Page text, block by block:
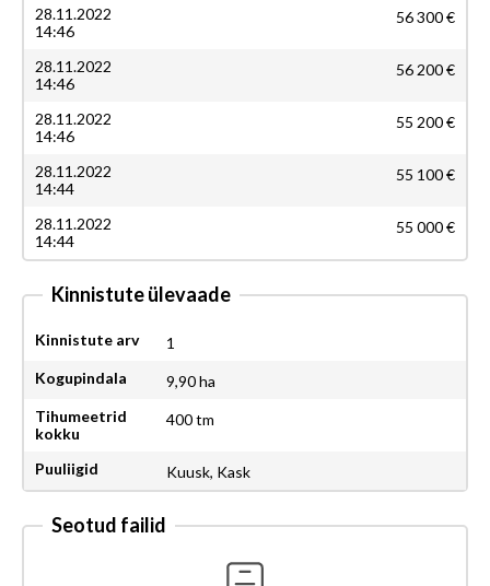
28.11.2022
14:46
56 300 €
28.11.2022
14:46
56 200 €
28.11.2022
14:46
55 200 €
28.11.2022
14:44
55 100 €
28.11.2022
14:44
55 000 €
Kinnistute ülevaade
Kinnistute arv
1
Kogupindala
9,90 ha
Tihumeetrid
kokku
400 tm
Puuliigid Kuusk, Kask
Seotud failid